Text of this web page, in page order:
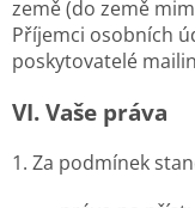
země (do země
Příjemci osobních
poskytovatelé
VI. Vaše práva
1. Za podmínek